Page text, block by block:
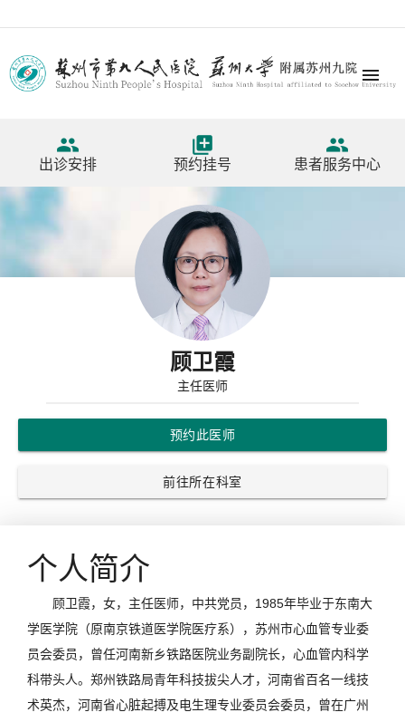


出诊安排

预约挂号

患者服务中心
顾卫霞
主任医师
预约此医师
前往所在科室
个人简介
顾卫霞，女，主任医师，中共党员，1985年毕业于东南大
学医学院（原南京铁道医学院医疗系），苏州市心血管专业委
员会委员，曾任河南新乡铁路医院业务副院长，心血管内科学
科带头人。郑州铁路局青年科技拔尖人才，河南省百名一线技
术英杰，河南省心脏起搏及电生理专业委员会委员，曾在广州